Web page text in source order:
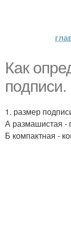
Как
подписи.
1. размер
А размашистая -
Б компактная -